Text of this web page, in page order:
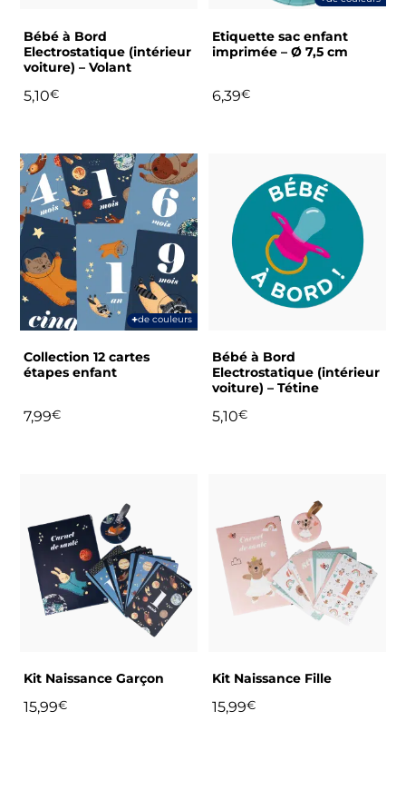
Bébé à Bord
Electrostatique (intérieur
voiture) – Volant
5,10€
Etiquette sac enfant
imprimée – Ø 7,5 cm
6,39€
choisies
sur
page
+de couleurs
Collection 12 cartes
étapes enfant
7,99€
Ce
produit
a
plusieurs
variations.
Les
options
peuvent
être
choisies
sur
page
Bébé à Bord
Electrostatique (intérieur
voiture) – Tétine
5,10€
Kit Naissance Garçon
15,99€
Kit Naissance Fille
15,99€